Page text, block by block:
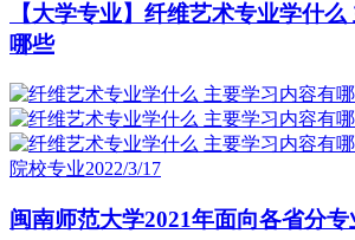
【大学专业】纤维艺术专业学什
哪些
院校专业2022/3/17
闽南师范大学2021年面向各省分